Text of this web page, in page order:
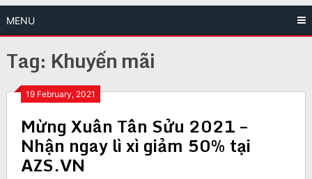
MENU
Tag: Khuyến mãi
19 February, 2021
Mừng Xuân Tân Sửu 2021 –
Nhận ngay lì xì giảm 50% tại
AZS.VN